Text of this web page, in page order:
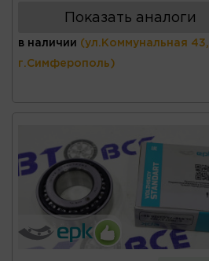
Показать аналоги
в наличии (ул.Коммунальная 43,
г.Симферополь)